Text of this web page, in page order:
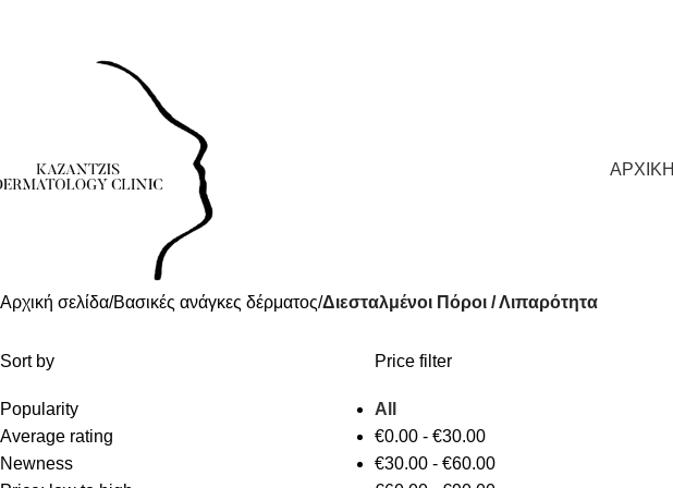
ΑΡΧΙΚΗ
Αρχική σελίδα Βασικές ανάγκες δέρματος Διεσταλμένοι Πόροι / Λιπαρότητα
Sort by
Popularity
Average rating
Newness
Price filter
All
€0.00- €30.00
€30.00- €60.00